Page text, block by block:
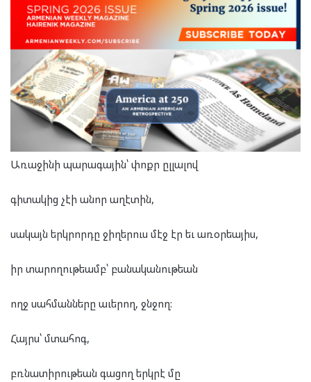
Առաջինի պարագային՝ փոքր ըլլալով
գիտակից չէի անոր աղէտին,
սակայն երկրորդը ջիղերուս մէջ էր եւ առօրեայիս,
իր տարողութեամբ՝ բանականութեան
ողջ սահմանները աւերող, ջնջող:
Հայրս՝ մտահոգ,
բռնատիրութեան գացող երկրէ մը